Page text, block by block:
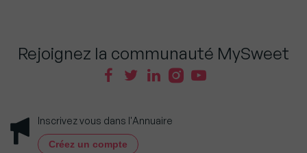
Rejoignez la communauté MySweet
Inscrivez vous dans l'Annuaire
Créez un compte